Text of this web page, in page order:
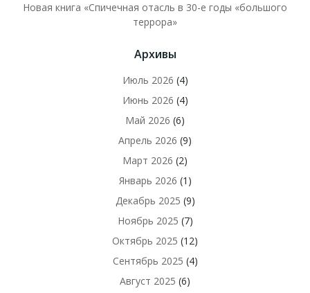
Новая книга «Спичечная отасль в 30-е годы «большого
террора»
Архивы
Июль 2026 (4)
Июнь 2026 (4)
Май 2026 (6)
Апрель 2026 (9)
Март 2026 (2)
Январь 2026 (1)
Декабрь 2025 (9)
Ноябрь 2025 (7)
Октябрь 2025 (12)
Сентябрь 2025 (4)
Август 2025 (6)